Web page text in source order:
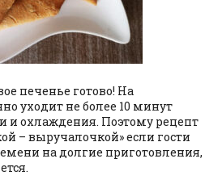
печенье готово! На
уходит не более 10 минут
и охлаждения. Поэтому рецепт
– выручалочкой» если гости
на долгие приготовления,